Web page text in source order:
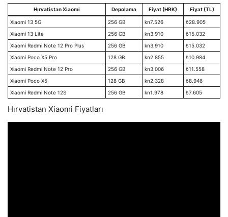
Hırvatistan Xiaomi Depolama Fiyat (HRK) Fiyat (TL)
Xiaomi 13 5G 256 GB kn7.526
₺28.905
Xiaomi 13 Lite
256 GB kn3.910
₺15.032
Xiaomi Redmi Note 12 Pro Plus
256 GB kn3.910
₺15.032
Xiaomi Poco X5 Pro
128 GB kn2.855
₺10.984
Xiaomi Redmi Note 12 Pro
256 GB kn3.006
₺11.558
Xiaomi Poco X5
128 GB kn2.328
₺8.946
Xiaomi Redmi Note 12S
256 GB kn1.978 ₺7.605
Hırvatistan Xiaomi Fiyatları